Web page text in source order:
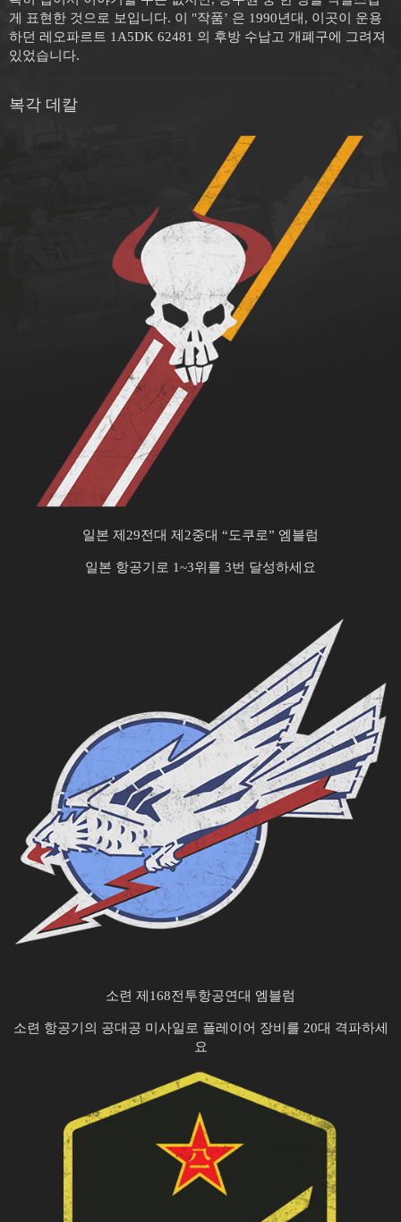
게 표현한 것으로 보입니다. 이 "작품’ 은 1990년대, 이곳이 운용
하던 레오파르트 1A5DK 62481 의 후방 수납고 개폐구에 그려져
있었습니다.
복각 데칼
일본 제29전대 제2중대 “도쿠로” 엠블럼
일본 항공기로 1~3위를 3번 달성하세요
소련 제168전투항공연대 엠블럼
소련 항공기의 공대공 미사일로 플레이어 장비를 20대 격파하세
요